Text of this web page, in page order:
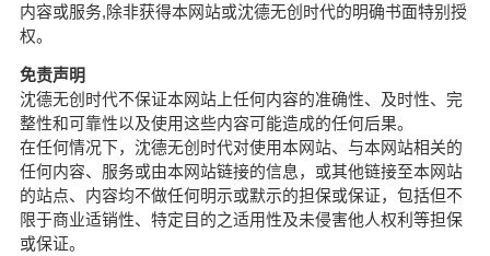
内容或服务,除非获得本网站或沈德无创时代的明确书面特别授
权。
免责声明
沈德无创时代不保证本网站上任何内容的准确性、及时性、完
整性和可靠性以及使用这些内容可能造成的任何后果。
在任何情况下，沈德无创时代对使用本网站、与本网站相关的
任何内容、服务或由本网站链接的信息，或其他链接至本网站
的站点、内容均不做任何明示或默示的担保或保证，包括但不
限于商业适销性、特定目的之适用性及未侵害他人权利等担保
或保证。